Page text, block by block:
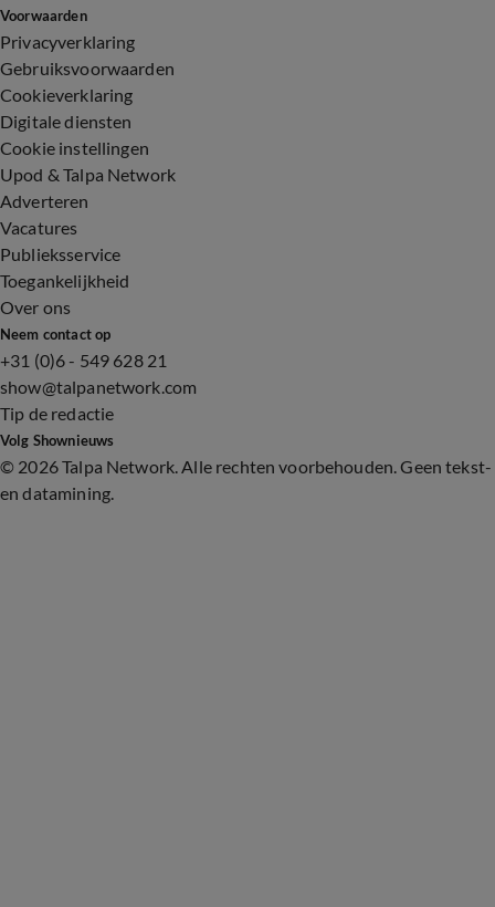
Voorwaarden
Privacyverklaring
Gebruiksvoorwaarden
Cookieverklaring
Digitale diensten
Cookie instellingen
Upod & Talpa Network
Adverteren
Vacatures
Publieksservice
Toegankelijkheid
Over ons
Neem contact op
+31 (0)6 - 549 628 21
show@talpanetwork.com
Tip de redactie
Volg Shownieuws
© 2026 Talpa Network. Alle rechten voorbehouden. Geen tekst-
en datamining.